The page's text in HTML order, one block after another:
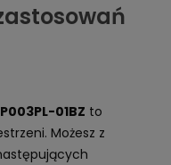
01BZ to
Możesz z